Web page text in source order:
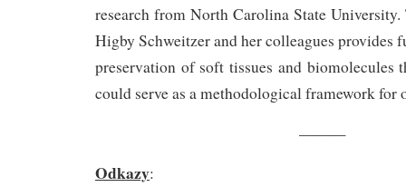
research from North Carolina State
Higby Schweitzer and her colleagues provides
preservation of soft tissues and biomolecules
could serve as a methodological framework for
———
Odkazy: